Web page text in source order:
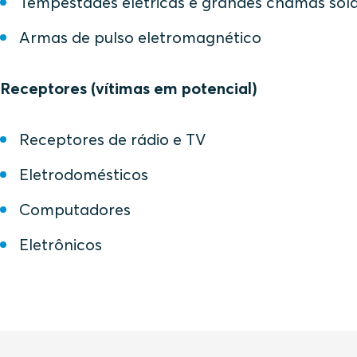
Armas de pulso eletromagnético
Receptores (vítimas em potencial)
Receptores de rádio e TV
Eletrodomésticos
Computadores
Eletrônicos